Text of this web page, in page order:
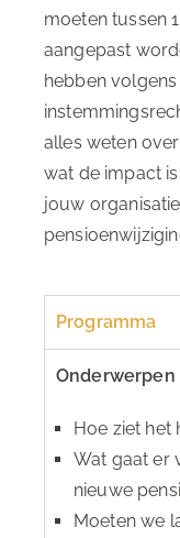
moeten tussen
aangepast
hebben volgens
alles weten
wat de impact
jouw
Programma
Onderwerpen
Hoe ziet het
Wat gaat er
nieuwe
Moeten we